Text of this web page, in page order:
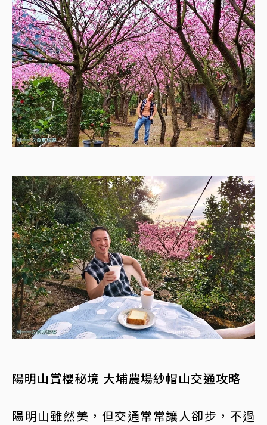
陽明山賞櫻秘境 大埔農場紗帽山交通攻略
陽明山雖然美，但交通常常讓人卻步，不過